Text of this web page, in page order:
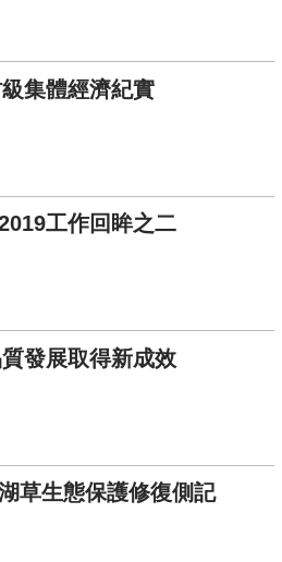
集體經濟紀實
工作回眸之二
發展取得新成效
草生態保護修復側記